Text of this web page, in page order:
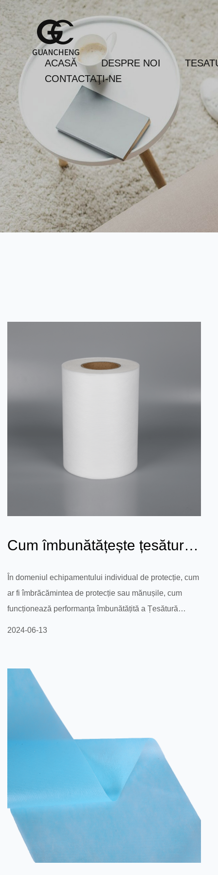
ACASĂ DESPRE NOI
CONTACTAŢI-NE
Cum îmbunătățește țesătura
nețesă bicomponentă
rezistența la...
În domeniul echipamentului individual de protecție, cum
ar fi îmbrăcămintea de protecție sau mănușile, cum
funcționează performanța îmbunătățită a Țesătură
medii dure? În domeniul echipamentelor de protecție
personală, cum ar fi îmbrăcămintea sau mănușile de
protecție, performanța îmbunătățită a țesăturii
bicomponente nețes...
2024-06-13